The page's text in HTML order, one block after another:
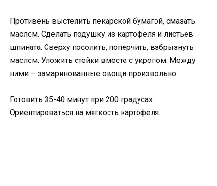
Противень выстелить пекарской бумагой, смазать
маслом. Сделать подушку из картофеля и листьев
шпината. Сверху посолить, поперчить, взбрызнуть
маслом. Уложить стейки вместе с укропом. Между
ними – замаринованные овощи произвольно.
Готовить 35-40 минут при 200 градусах.
Ориентироваться на мягкость картофеля.